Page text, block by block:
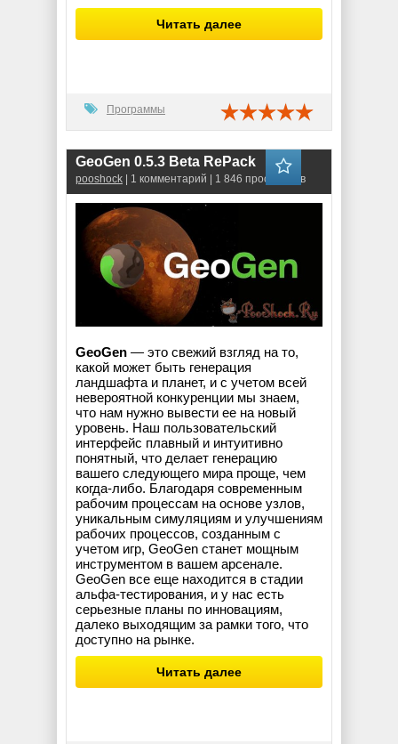
Читать далее
Программы
GeoGen 0.5.3 Beta RePack
pooshock | 1 комментарий | 1 846 просмотров
GeoGen — это свежий взгляд на то,
какой может быть генерация
ландшафта и планет, и с учетом всей
невероятной конкуренции мы знаем,
что нам нужно вывести ее на новый
уровень. Наш пользовательский
интерфейс плавный и интуитивно
понятный, что делает генерацию
вашего следующего мира проще, чем
когда-либо. Благодаря современным
рабочим процессам на основе узлов,
уникальным симуляциям и улучшениям
рабочих процессов, созданным с
учетом игр, GeoGen станет мощным
инструментом в вашем арсенале.
GeoGen все еще находится в стадии
альфа-тестирования, и у нас есть
серьезные планы по инновациям,
далеко выходящим за рамки того, что
доступно на рынке.
Читать далее